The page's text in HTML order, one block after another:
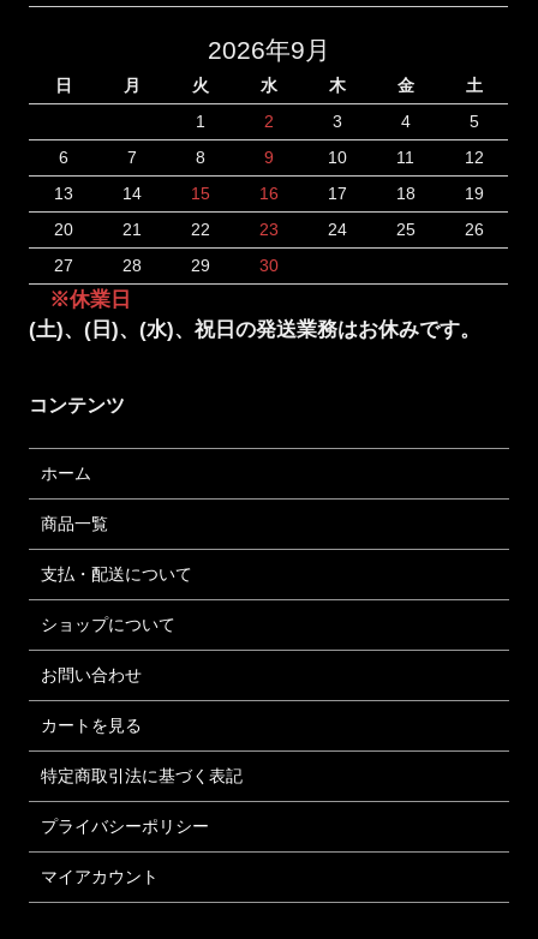
2026年9月
日 月 火 水 木 金
土
1
2 3 4
5
6
7 8 9 10 11
12
13
14 15 16 17 18
19
20
21 22 23 24 25
26
27
28 29 30
※休業日
(土)、(日)、(水)、祝日の発送業務はお休みです。
コンテンツ
ホーム
商品一覧
支払・配送について
ショップについて
お問い合わせ
カートを見る
特定商取引法に基づく表記
プライバシーポリシー
マイアカウント